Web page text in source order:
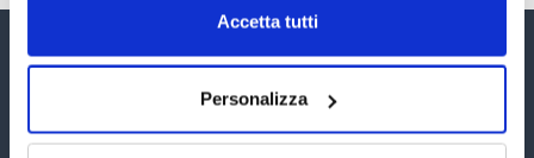
Accetta tutti
Personalizza
Assinform Editore
Chi siamo